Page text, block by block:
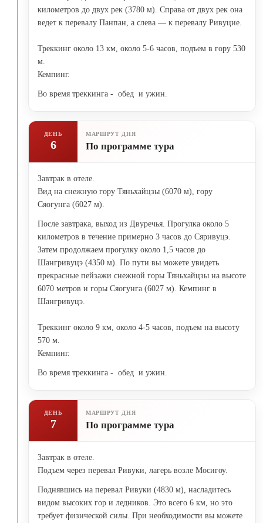
километров до двух рек (3780 м). Справа от двух рек она
ведет к перевалу Панпан, а слева — к перевалу Ривуцие.
Треккинг около 13 км, около 5-6 часов, подъем в гору 530
м.
Кемпинг.
Во время треккинга - обед и ужин.
ДЕНЬ
6
МАРШРУТ ДНЯ
По программе тура
Завтрак в отеле.
Вид на снежную гору Тяньхайцзы (6070 м), гору
Сяогунга (6027 м).
После завтрака, выход из Двуречья. Прогулка около 5
километров в течение примерно 3 часов до Сяривуцэ.
Затем продолжаем прогулку около 1,5 часов до
Шангривуцэ (4350 м). По пути вы можете увидеть
прекрасные пейзажи снежной горы Тяньхайцзы на высоте
6070 метров и горы Сяогунга (6027 м). Кемпинг в
Шангривуцэ.
Треккинг около 9 км, около 4-5 часов, подъем на высоту
570 м.
Кемпинг.
Во время треккинга - обед и ужин.
ДЕНЬ
7
МАРШРУТ ДНЯ
По программе тура
Завтрак в отеле.
Подъем через перевал Ривуки, лагерь возле Мосигоу.
Поднявшись на перевал Ривуки (4830 м), насладитесь
видом высоких гор и ледников. Это всего 6 км, но это
требует физической силы. При необходимости вы можете